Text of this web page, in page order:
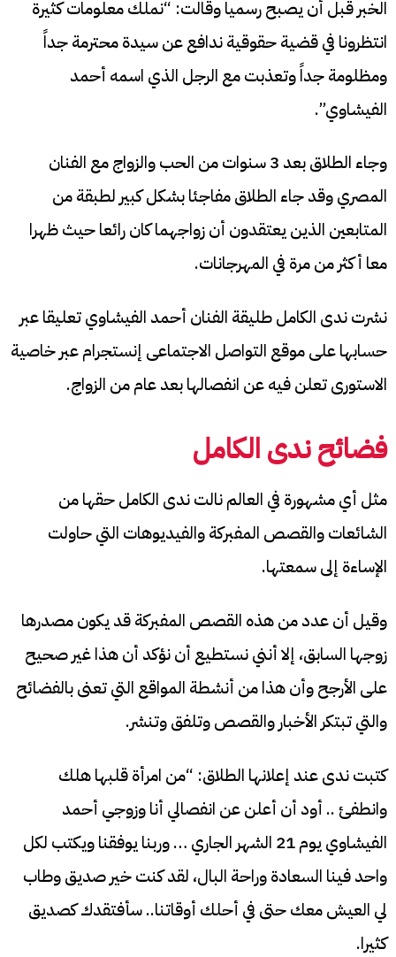
الخبر قبل أن يصبح رسميا وقالت: “نملك معلومات كثيرة
انتظرونا في قضية حقوقية ندافع عن سيدة محترمة جداً
ومظلومة جداً وتعذبت مع الرجل الذي اسمه أحمد
الفيشاوي”.
وجاء الطلاق بعد 3 سنوات من الحب والزواج مع الفنان
المصري وقد جاء الطلاق مفاجئا بشكل كبير لطبقة من
المتابعين الذين يعتقدون أن زواجهما كان رائعا حيث ظهرا
معا أكثر من مرة في المهرجانات.
نشرت ندى الكامل طليقة الفنان أحمد الفيشاوي تعليقا عبر
حسابها على موقع التواصل الاجتماعى إنستجرام عبر خاصية
الاستورى تعلن فيه عن انفصالها بعد عام من الزواج.
فضائحندى الكامل
مثل أي مشهورة في العالم نالت ندى الكامل حقها من
الشائعات والقصص المفبركة والفيديوهات التي حاولت
الإساءة إلى سمعتها.
وقيل أن عدد من هذه القصص المفبركة قد يكون مصدرها
زوجها السابق، إلا أنني نستطيع أن نؤكد أن هذا غير صحيح
على الأرجح وأن هذا من أنشطة المواقع التي تعنى بالفضائح
والتي تبتكر الأخبار والقصص وتلفق وتنشر.
كتبت ندى عند إعلانها الطلاق: “من امرأة قلبها هلك
وانطفئ .. أود أن أعلن عن انفصالي أنا وزوجي أحمد
الفيشاوي يوم 21 الشهر الجاري … وربنا يوفقنا ويكتب لكل
واحد فينا السعادة وراحة البال، لقد كنت خير صديق وطاب
لي العيش معك حتى في أحلك أوقاتنا.. سأفتقدك كصديق
كثيرا.